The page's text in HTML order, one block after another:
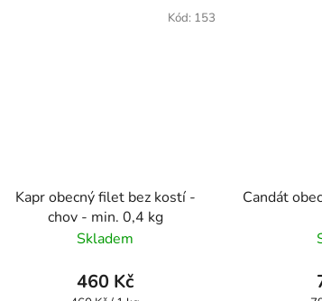
Kapr obecný filet bez kostí -
chov - min. 0,4 kg
Skladem
460 Kč
Kód: 153
Candát